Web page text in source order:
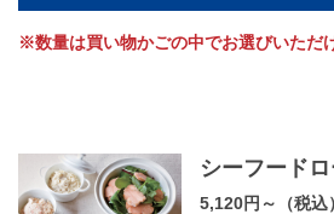
※数量は買い物かごの中でお選びいただ
シーフード
5,120円～（税込）